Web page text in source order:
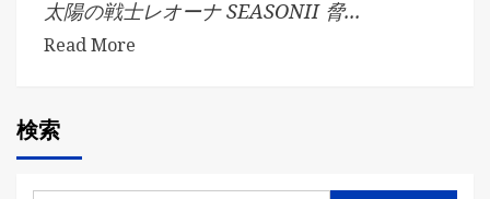
太陽の戦士レオーナ SEASONII 脅...
Read More
検索